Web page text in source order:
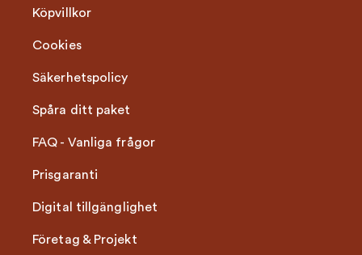
Köpvillkor
Cookies
Säkerhetspolicy
Spåra ditt paket
FAQ - Vanliga frågor
Prisgaranti
Digital tillgänglighet
Företag & Projekt